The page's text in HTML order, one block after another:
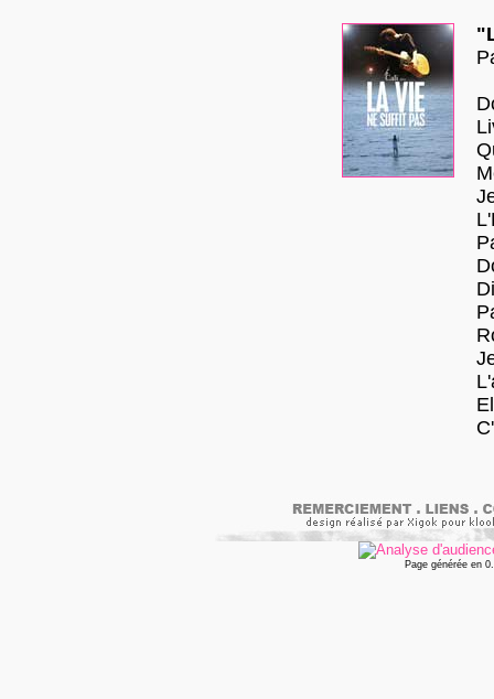
Page générée en